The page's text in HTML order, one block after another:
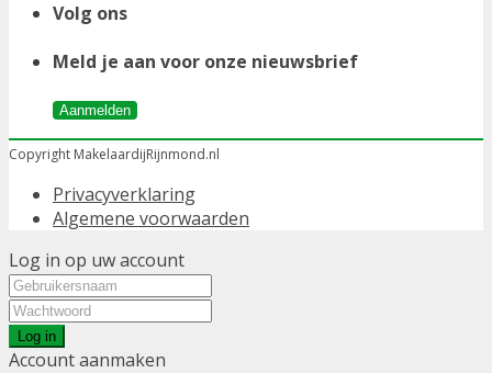
Volg ons
Meld je aan voor onze nieuwsbrief
Aanmelden
Copyright MakelaardijRijnmond.nl
Privacyverklaring
Algemene voorwaarden
Log in op uw account
Log in
Account aanmaken